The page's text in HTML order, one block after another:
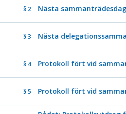
§ 2 Nästa sammanträdesdag
§ 3 Nästa
§ 4 Protokoll fört vid
§ 5 Protokoll fört vid